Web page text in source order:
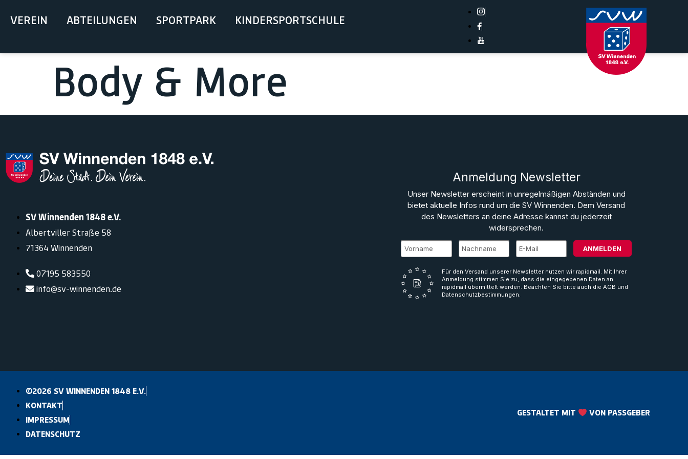
springen
VEREIN ABTEILUNGEN SPORTPARK KINDERSPORTSCHULE
Body & More
SV Winnenden 1848 e.V.
Albertviller Straße 58
71364 Winnenden
07195 583550
info@sv-winnenden.de
Anmeldung Newsletter
Unser Newsletter erscheint in unregelmäßigen Abständen und
bietet aktuelle Infos rund um die SV Winnenden. Dem Versand
des Newsletters an deine Adresse kannst du jederzeit
widersprechen.
ANMELDEN
Für den Versand unserer Newsletter nutzen wir rapidmail. Mit Ihrer
Anmeldung stimmen Sie zu, dass die eingegebenen Daten an
rapidmail übermittelt werden. Beachten Sie bitte auch die AGB und
Datenschutzbestimmungen.
©2026 SV WINNENDEN 1848 E.V.
KONTAKT
IMPRESSUM
DATENSCHUTZ
GESTALTET MIT VON PASSGEBER